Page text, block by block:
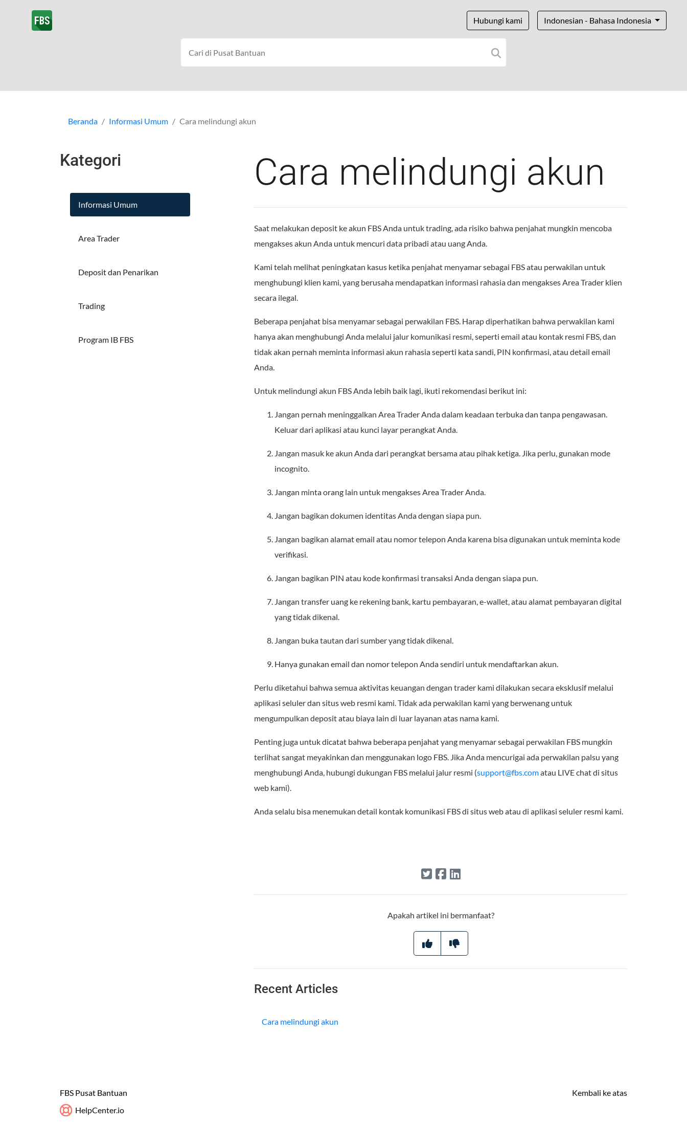
Hubungi kami Indonesian - Bahasa Indonesia
Beranda Informasi Umum Cara melindungi akun
Kategori
Informasi Umum
Area Trader
Deposit dan Penarikan
Trading
Program IB FBS
Cara melindungi akun
Saat melakukan deposit ke akun FBS Anda untuk trading, ada risiko bahwa penjahat mungkin mencoba
mengakses akun Anda untuk mencuri data pribadi atau uang Anda.
Kami telah melihat peningkatan kasus ketika penjahat menyamar sebagai FBS atau perwakilan untuk
menghubungi klien kami, yang berusaha mendapatkan informasi rahasia dan mengakses Area Trader klien
secara ilegal.
Beberapa penjahat bisa menyamar sebagai perwakilan FBS. Harap diperhatikan bahwa perwakilan kami
hanya akan menghubungi Anda melalui jalur komunikasi resmi, seperti email atau kontak resmi FBS, dan
tidak akan pernah meminta informasi akun rahasia seperti kata sandi, PIN konfirmasi, atau detail email
Anda.
Untuk melindungi akun FBS Anda lebih baik lagi, ikuti rekomendasi berikut ini:
Jangan pernah meninggalkan Area Trader Anda dalam keadaan terbuka dan tanpa pengawasan.
Keluar dari aplikasi atau kunci layar perangkat Anda.
Jangan masuk ke akun Anda dari perangkat bersama atau pihak ketiga. Jika perlu, gunakan mode
incognito.
Jangan minta orang lain untuk mengakses Area Trader Anda.
Jangan bagikan dokumen identitas Anda dengan siapa pun.
Jangan bagikan alamat email atau nomor telepon Anda karena bisa digunakan untuk meminta kode
verifikasi.
Jangan bagikan PIN atau kode konfirmasi transaksi Anda dengan siapa pun.
Jangan transfer uang ke rekening bank, kartu pembayaran, e-wallet, atau alamat pembayaran digital
yang tidak dikenal.
Jangan buka tautan dari sumber yang tidak dikenal.
Hanya gunakan email dan nomor telepon Anda sendiri untuk mendaftarkan akun.
Perlu diketahui bahwa semua aktivitas keuangan dengan trader kami dilakukan secara eksklusif melalui
aplikasi seluler dan situs web resmi kami. Tidak ada perwakilan kami yang berwenang untuk
mengumpulkan deposit atau biaya lain di luar layanan atas nama kami.
Penting juga untuk dicatat bahwa beberapa penjahat yang menyamar sebagai perwakilan FBS mungkin
terlihat sangat meyakinkan dan menggunakan logo FBS. Jika Anda mencurigai ada perwakilan palsu yang
menghubungi Anda, hubungi dukungan FBS melalui jalur resmi (support@fbs.comatau LIVE chat di situs
web kami).
Anda selalu bisa menemukan detail kontak komunikasi FBS di situs web atau di aplikasi seluler resmi kami.
Apakah artikel ini bermanfaat?
Recent Articles
Cara melindungi akun
FBS Pusat Bantuan
HelpCenter.io
Kembali ke atas